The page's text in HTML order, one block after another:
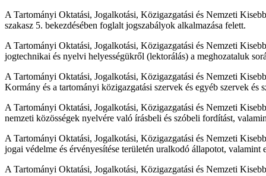
A Tartományi Oktatási, Jogalkotási, Közigazgatási és Nemzeti
szakasz 5. bekezdésében foglalt jogszabályok alkalmazása felett.
A Tartományi Oktatási, Jogalkotási, Közigazgatási és Nemzeti
jogtechnikai és nyelvi helyességükről (lektorálás) a meghozataluk
A Tartományi Oktatási, Jogalkotási, Közigazgatási és Nemzeti
Kormány és a tartományi közigazgatási szervek és egyéb szervek
A Tartományi Oktatási, Jogalkotási, Közigazgatási és Nemzeti
nemzeti közösségek nyelvére való írásbeli és szóbeli fordítást,
A Tartományi Oktatási, Jogalkotási, Közigazgatási és Nemzeti
jogai védelme és érvényesítése területén uralkodó állapotot, valamint
A Tartományi Oktatási, Jogalkotási, Közigazgatási és Nemzeti